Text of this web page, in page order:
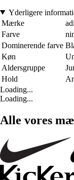
Yderligere
Mærke
Farve
Dominerende farve
Køn
Aldersgruppe
Hold
Loading...
Loading...
Alle vores